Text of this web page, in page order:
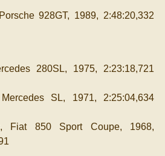
928GT, 1989, 2:48:20,332
280SL, 1975, 2:23:18,721
SL, 1971, 2:25:04,634
Fiat 850 Sport Coupe, 1968,